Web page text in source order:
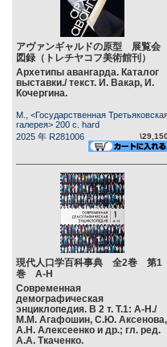
アヴァンギャルドの原型 展覧会
図録（トレチヤコフ美術館刊）
Архетипы авангарда. Каталог
выставки./ текст. И. Вакар, И.
Кочергина.
М., <Государственная
галерея> 200 c. hard
2025 年 R281006
現代人口学百科事典 全2巻 第1
巻 А-Н
Современная
демографическая
энциклопедия. В 2 т. Т.1: А-Н./
М.М. Агафошин, С.Ю. Аксенова,
А.Н. Алексеенко и др.; гл. ред.
А.А. Ткаченко.